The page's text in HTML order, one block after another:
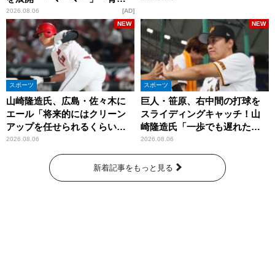
洞窟」ブランドを強化
2026.08.06 AD
スポーツ
山崎隆造氏、広島・佐々木に
エール「将来的にはクリーン
アップを任せられるくらいま
では成長して」
2026.08.06
NEW
スポーツ
巨人・笹原、右中間の打球を
スライディングキャッチ！山
崎隆造氏「一歩でも遅れた
ら…」
2026.08.06
NEW
新着記事をもっと見る